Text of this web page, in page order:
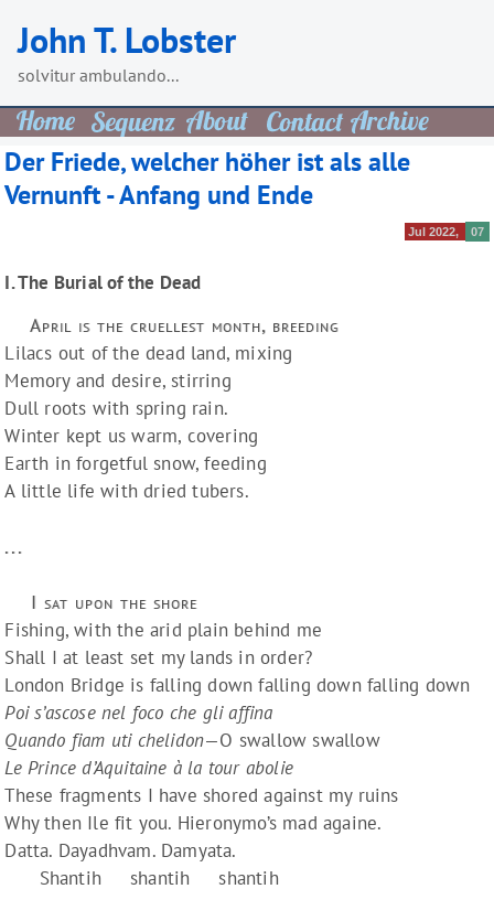
content
John T. Lobster
solvitur ambulando...
Der Friede, welcher höher ist als alle
Vernunft - Anfang und Ende
Jul 2022 07
I. The Burial of the Dead
April is the cruellest month, breeding
Lilacs out of the dead land, mixing
Memory and desire, stirring
Dull roots with spring rain.
Winter kept us warm, covering
Earth in forgetful snow, feeding
A little life with dried tubers.
...
I sat upon the shore
Fishing, with the arid plain behind me
Shall I at least set my lands in order?
London Bridge is falling down falling down falling down
Poi s’ascose nel foco che gli affina
Quando fiam uti chelidon—O swallow swallow
Le Prince d’Aquitaine à la tour abolie
These fragments I have shored against my ruins
Why then Ile fit you. Hieronymo’s mad againe.
Datta. Dayadhvam. Damyata.
Shantih shantih shantih